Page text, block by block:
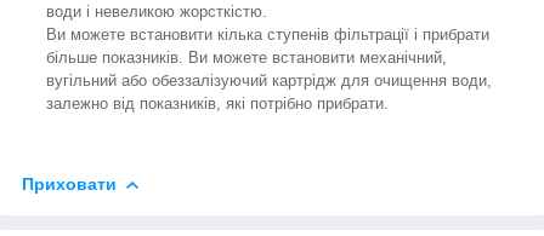
води і невеликою жорсткістю.
Ви можете встановити кілька ступенів фільтрації і прибрати
більше показників. Ви можете встановити механічний,
вугільний або обеззалізуючий картрідж для очищення води,
залежно від показників, які потрібно прибрати.
Приховати